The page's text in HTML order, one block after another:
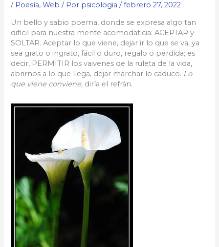
/ Poesía,Web / Por psicologia/febrero 27, 2022
Un bello y sabio poema, donde se expresa algo tan
difícil para nuestra mente acomodaticia: ACEPTAR y
SOLTAR. Aceptar lo que viene, dejar ir lo que se va, ya
sea grato o ingrato, fácil o duro, regalo o pérdida; es
decir, PERMITIR los vaivenes de la ruleta de la vida,
abrirnos a lo que llega, dejar marchar lo caduco. Lo
que viene conviene, diría el refrán.